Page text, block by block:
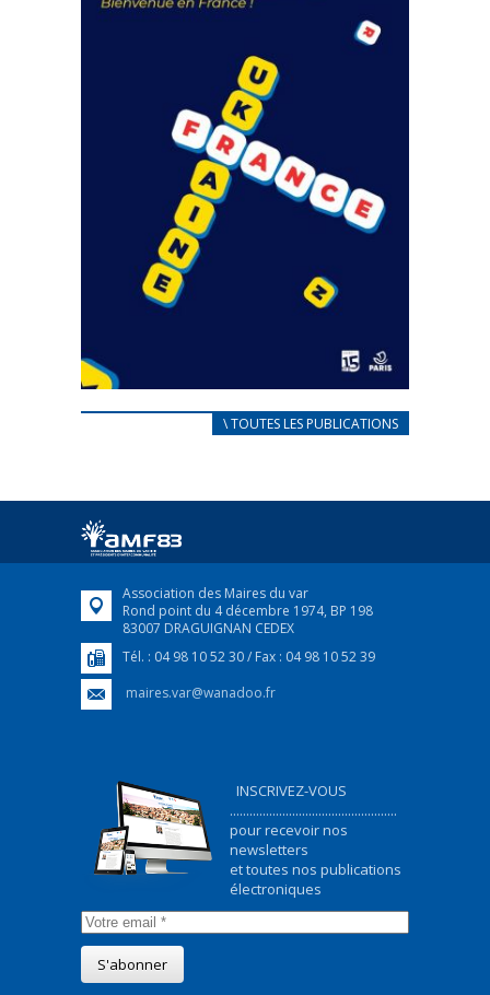
FEUILLETER
CARNET D’ACCUEIL
Afin d’accompagner au mieux les réfugiés
FEUILLETER
\ TOUTES LES PUBLICATIONS
Association des Maires du var
Rond point du 4 décembre 1974, BP 198
83007 DRAGUIGNAN CEDEX
Tél. : 04 98 10 52 30 / Fax : 04 98 10 52 39
maires.var@wanadoo.fr
INSCRIVEZ-VOUS
...................................................
pour recevoir nos
newsletters
et toutes nos publications
électroniques